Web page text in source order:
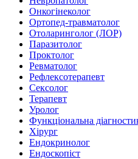
Онкогінеколог
Ортопед-травматолог
Отоларинголог (ЛОР)
Паразитолог
Проктолог
Ревматолог
Рефлексотерапевт
Сексолог
Терапевт
Уролог
Функціональна
Хірург
Ендокринолог
Ендоскопіст